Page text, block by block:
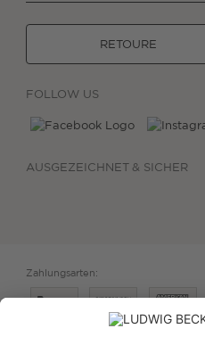
RETOURE
FOLLOW US
AUSGEZEICHNET & SICHER
Zahlungsarten: